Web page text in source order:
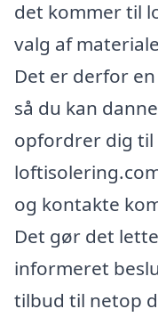
det kommer til
valg af
Det er derfor
så du kan
opfordrer dig
og kontakte
Det gør det
informeret
tilbud til netop